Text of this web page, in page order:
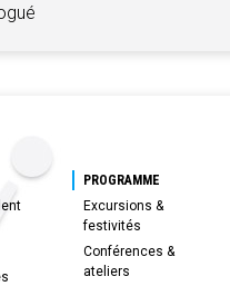
PROGRAMME
Excursions &
festivités
Conférences &
ateliers